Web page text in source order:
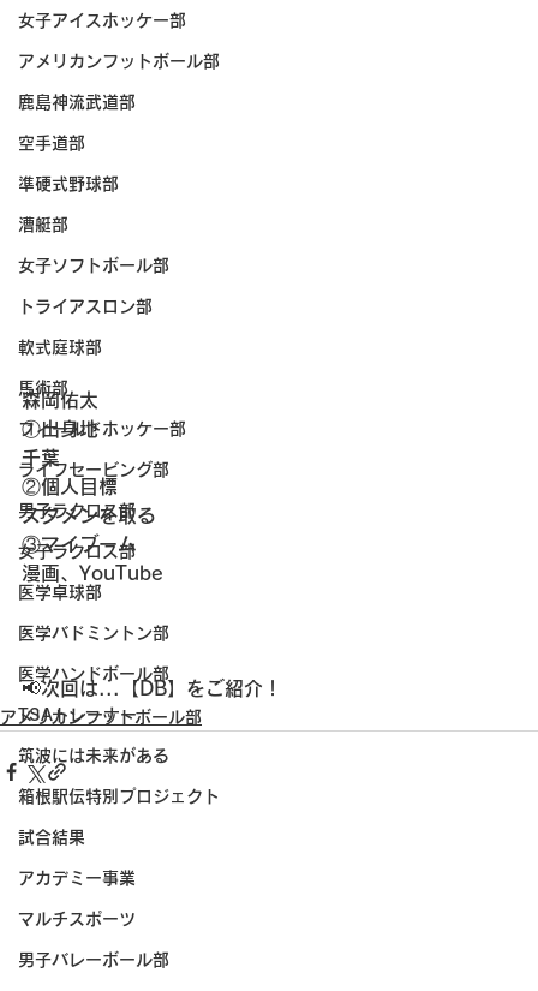
女子アイスホッケー部
アメリカンフットボール部
鹿島神流武道部
空手道部
準硬式野球部
漕艇部
女子ソフトボール部
トライアスロン部
軟式庭球部
馬術部
フィールドホッケー部
ライフセービング部
男子ラクロス部
女子ラクロス部
医学卓球部
医学バドミントン部
医学ハンドボール部
TSAトレーナー
筑波には未来がある
箱根駅伝特別プロジェクト
試合結果
アカデミー事業
マルチスポーツ
男子バレーボール部
森岡佑太
①出身地
千葉
②個人目標
スタメンを取る
③マイブーム
漫画、YouTube
📢次回は...【DB】をご紹介！
アメリカンフットボール部